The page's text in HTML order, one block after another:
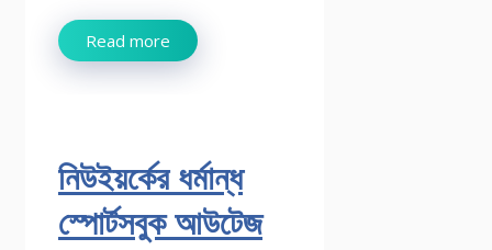
Read more
নিউইয়র্কের ধর্মান্ধ
স্পোর্টসবুক আউটেজ